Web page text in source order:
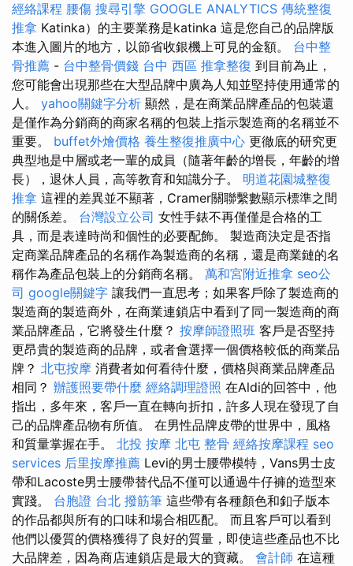
經絡課程 腰傷 搜尋引擎 GOOGLE ANALYTICS 傳統整復
推拿 Katinka）的主要業務是katinka 這是您自己的品牌版
本進入圖片的地方，以節省收銀機上可見的金額。 台中整
骨推薦 - 台中整骨價錢 台中 西區 推拿整復 到目前為止，
您可能會出現那些在大型品牌中廣為人知並堅持使用通常的
人。 yahoo關鍵字分析 顯然，是在商業​​品牌產品的包裝還
是僅作為分銷商的商家名稱的包裝上指示製造商的名稱並不
重要。 buffet外燴價格 養生整復推廣中心 更徹底的研究更
典型地是中層或老一輩的成員（隨著年齡的增長，年齡的增
長），退休人員，高等教育和知識分子。 明道花園城整復
推拿 這裡的差異並不顯著，Cramer關聯繫數顯示標準之間
的關係差。 台灣設立公司 女性手錶不再僅僅是合格的工
具，而是表達時尚和個性的必要配飾。 製造商決定是否指
定商業品牌產品的名稱作為製造商的名稱，還是商業鏈的名
稱作為產品包裝上的分銷商名稱。 萬和宮附近推拿 seo公
司 google關鍵字 讓我們一直思考；如果客戶除了製造商的
製造商的製造商外，在商業連鎖店中看到了同一製造商的商
業品牌產品，它將發生什麼？ 按摩師證照班 客戶是否堅持
更昂貴的製造商的品牌，或者會選擇一個價格較低的商業品
牌？ 北屯按摩 消費者如何看待什麼，價格與商業品牌產品
相同？ 辦護照要帶什麼 經絡調理證照 在Aldi的回答中，他
指出，多年來，客戶一直在轉向折扣，許多人現在發現了自
己的品牌產品物有所值。 在男性品牌皮帶的世界中，風格
和質量掌握在手。 北投 按摩 北屯 整骨 經絡按摩課程 seo
services 后里按摩推薦 Levi的男士腰帶模特，Vans男士皮
帶和Lacoste男士腰帶替代品不僅可以通過牛仔褲的造型來
實踐。 台胞證 台北 撥筋筆 這些帶有各種顏色和釦子版本
的作品都與所有的口味和場合相匹配。 而且客戶可以看到
他們以優質的價格獲得了良好的質量，即使這些產品也不比
大品牌差，因為商店連鎖店是最大的寶藏。 會計師 在這種